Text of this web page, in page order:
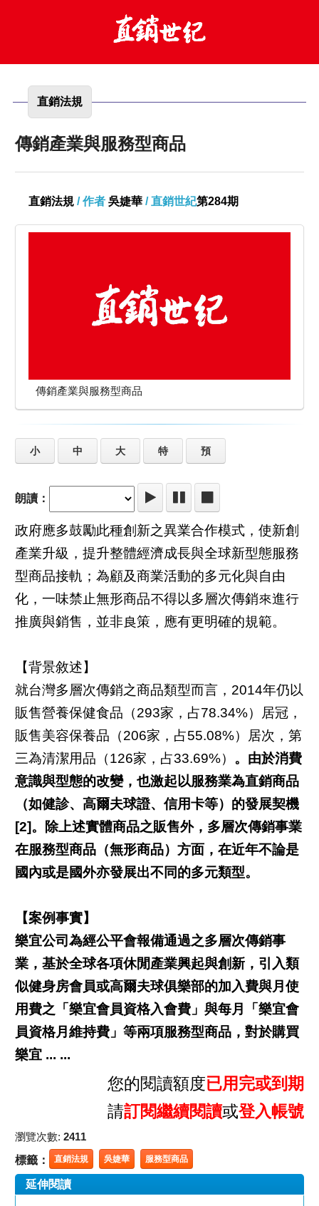
直銷法規
傳銷產業與服務型商品
直銷法規 / 作者 吳婕華 / 直銷世紀第284期
傳銷產業與服務型商品
小 中 大 特 預
朗讀：
政府應多鼓勵此種創新之異業合作模式，使新創
產業升級，提升整體經濟成長與全球新型態服務
型商品接軌；為顧及商業活動的多元化與自由
化，一味禁止無形商品不得以多層次傳銷來進行
推廣與銷售，並非良策，應有更明確的規範。
【背景敘述】
就台灣多層次傳銷之商品類型而言，2014年仍以
販售營養保健食品（293家，占78.34%）居冠，
販售美容保養品（206家，占55.08%）居次，第
三為清潔用品（126家，占33.69%） 。由於消費
意識與型態的改變，也激起以服務業為直銷商品
（如健診、高爾夫球證、信用卡等）的發展契機
[2]。除上述實體商品之販售外，多層次傳銷事業
在服務型商品（無形商品）方面，在近年不論是
國內或是國外亦發展出不同的多元類型。
【案例事實】
樂宜公司為經公平會報備通過之多層次傳銷事
業，基於全球各項休閒產業興起與創新，引入類
似健身房會員或高爾夫球俱樂部的加入費與月使
用費之「樂宜會員資格入會費」與每月「樂宜會
員資格月維持費」等兩項服務型商品，對於購買
樂宜 ... ...
您的閱讀額度已用完或到期
請訂閱繼續閱讀或登入帳號
瀏覽次數: 2411
標籤： 直銷法規 吳婕華 服務型商品
延伸閱讀